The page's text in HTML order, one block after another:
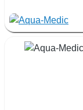
Bildergalerie